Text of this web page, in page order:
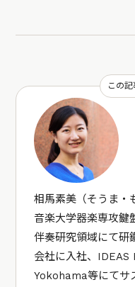
この
相馬素美（そうま・
音楽大学器楽専攻鍵
伴奏研究領域にて研
会社に入社、IDEAS
Yokohama等にてサ